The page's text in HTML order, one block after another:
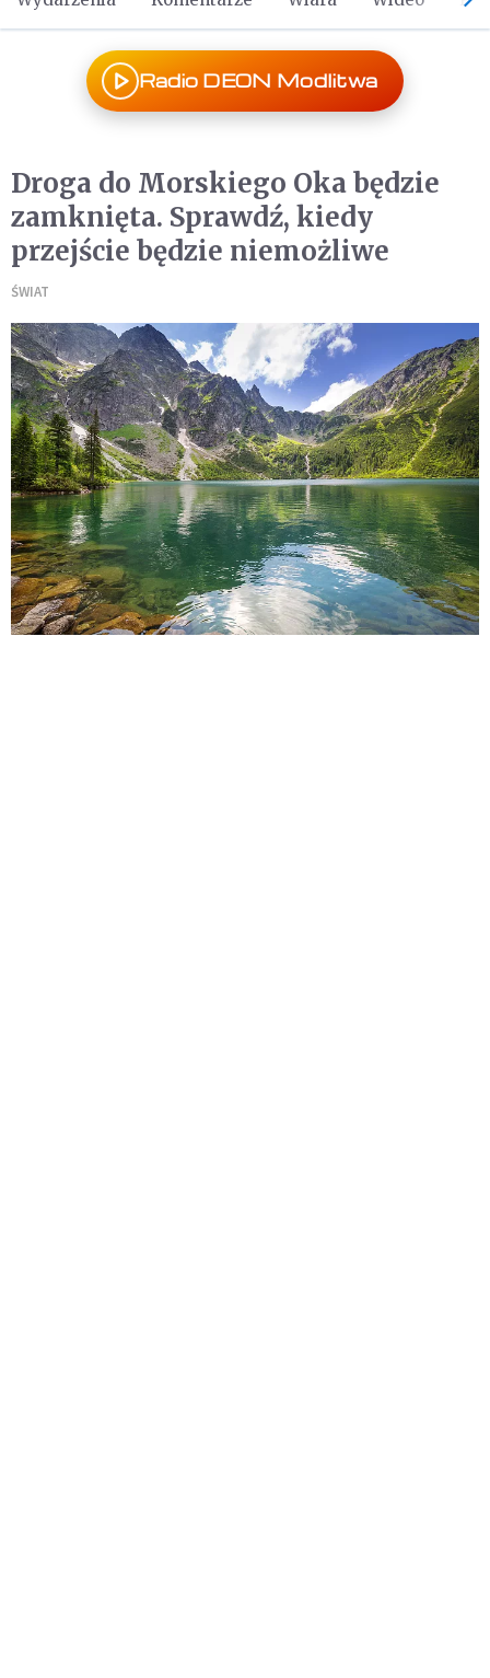
Radio DEON Modlitwa
Droga do Morskiego Oka będzie
zamknięta. Sprawdź, kiedy
przejście będzie niemożliwe
ŚWIAT